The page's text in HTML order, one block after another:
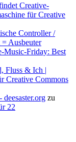
Creative-
für Creative
Controller /
Ausbeuter
Music-Friday: Best
Fluss & Ich |
Creative Commons
zu
22